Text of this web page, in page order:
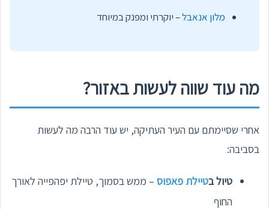
מלון אנאבל– יוקרתי ומפנק במיוחד
מה עוד שווה לעשות באזור?
אחרי שסיימתם עם העיר העתיקה, יש עוד הרבה מה לעשות
בסביבה:
טיול בטיילת פאפוס – ממש בסמוך, טיילת יפהפייה לאורך
החוף